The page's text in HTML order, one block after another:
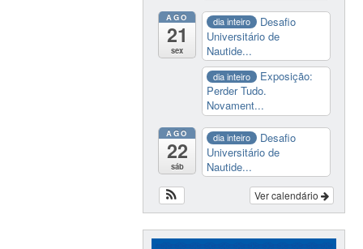
AGO
21
sex
dia inteiro
Desafio
Universitário de
Nautide...
dia inteiro
Exposição:
Perder Tudo.
Novament...
AGO
22
sáb
dia inteiro
Desafio
Universitário de
Nautide...
Ver calendário